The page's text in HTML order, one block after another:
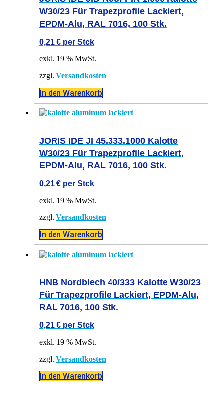
W30/23 Für Trapezprofile Lackiert,
EPDM-Alu, RAL 7016, 100 Stk.
0,21 € per Stck
exkl. 19 % MwSt.
zzgl. Versandkosten
In den Warenkorb
JORIS IDE JI 45.333.1000 Kalotte
W30/23 Für Trapezprofile Lackiert,
EPDM-Alu, RAL 7016, 100 Stk.
0,21 € per Stck
exkl. 19 % MwSt.
zzgl. Versandkosten
In den Warenkorb
HNB Nordblech 40/333 Kalotte W30/23
Für Trapezprofile Lackiert, EPDM-Alu,
RAL 7016, 100 Stk.
0,21 € per Stck
exkl. 19 % MwSt.
zzgl. Versandkosten
In den Warenkorb